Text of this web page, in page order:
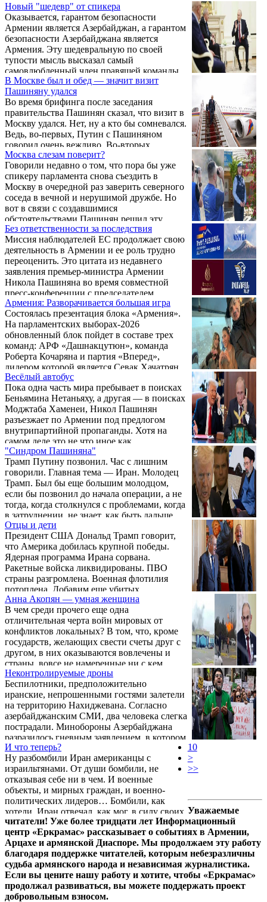
Новый "шедевр" от спикера
Оказывается, гарантом безопасности
Армении является Азербайджан, а гарантом
безопасности Азербайджана является
Армения. Эту шедевральную по своей
тупости мысль высказал самый
самовлюбленный член правящей команды
— спикер парламента Ален Симонян.
В Москве был и обед — значит визит
Пашиняну удался
Во время брифинга после заседания
правительства Пашинян сказал, что визит в
Москву удался. Нет, ну а кто бы сомневался.
Ведь, во-первых, Путин с Пашиняном
говорил очень вежливо. Во-вторых,
завершая публичную часть встречи, Путин
сказал Пашиняну, что их еще ждет
совместный обед. А поскольку последнее
для Пашиняна (известное всем дело)
главное, сомнений нет — визит Пашиняну
удался.
Москва слезам поверит?
Говорили недавно о том, что пора бы уже
спикеру парламента снова съездить в
Москву в очередной раз заверить северного
соседа в вечной и нерушимой дружбе. Но
вот в связи с создавшимися
обстоятельствами Пашинян решил эту
важную миссию на этот раз спикеру не
поручать. В Москву решил съездить
самолично.
Без ответственности за последствия
Миссия наблюдателей ЕС продолжает свою
деятельность в Армении и ее роль трудно
переоценить. Это цитата из недавнего
заявления премьер-министра Армении
Никола Пашиняна во время совместной
пресс-конференции с председателем
Европарламента Робертой Меццолой.
Армения: Разворачивается большая игра
Состоялась презентация блока «Армения».
На парламентских выборах-2026
обновленный блок пойдет в составе трех
команд: АРФ «Дашнакцутюн», команда
Роберта Кочаряна и партия «Вперед»,
лидером которой является Севак Хачатрян.
Весёлый автобус
Пока одна часть мира пребывает в поисках
Беньямина Нетаньяху, а другая — в поисках
Моджтаба Хаменеи, Никол Пашинян
разъезжает по Армении под предлогом
внутрипартийной пропаганды. Хотя на
самом деле это не что иное как
предвыборная агитация.
"Синдром Пашиняна"
Трамп Путину позвонил. Час с лишним
говорили. Главная тема — Иран. Молодец
Трамп. Был бы еще большим молодцом,
если бы позвонил до начала операции, а не
тогда, когда столкнулся с проблемами, когда
в затруднении, не знает, как быть дальше.
«Синдром Пашиняна» — так можно назвать
эти запоздалые звонки.
Отцы и дети
Президент США Дональд Трамп говорит,
что Америка добилась крупной победы.
Ядерная программа Ирана сорвана.
Ракетные войска ликвидированы. ПВО
страны разгромлена. Военная флотилия
потоплена. Добавим еще убитых
руководителей Ирана…
Анна Акопян — умная женщина
В чем среди прочего еще одна
отличительная черта войн мировых от
конфликтов локальных? В том, что, кроме
государств, желающих свести счеты друг с
другом, в них оказываются вовлечены и
страны, вовсе не намеренные ни с кем
воевать…
Неконтролируемые дроны
Беспилотники, предположительно
иранские, непрошенными гостями залетели
на территорию Нахиджевана. Согласно
азербайджанским СМИ, два человека слегка
пострадали. Минобороны Азербайджана
разразилось гневным заявлением, в котором
говорится, что «акты нападения не
останутся без ответа». МИД Азербайджана
тоже выступил: «Эта атака на территорию
Азербайджана противоречит нормам и
принципам международного права и
способствует росту напряжённости в
регионе». Вах-вах-вах…
И что теперь?
Ну разбомбили Иран американцы с
израильтянами. От души бомбили, не
отказывая себе ни в чем. И военные
объекты, и мирных граждан, и военно-
политических лидеров… Бомбили, как
хотели, Иран отвечал, как мог, в силу своих
ограниченных возможностей.
10
>
>>
Уважаемые
читатели! Уже более тридцати лет Информационный
центр «Еркрамас» рассказывает о событиях в Армении,
Арцахе и армянской Диаспоре. Мы продолжаем эту работу
благодаря поддержке читателей, которым небезразличны
судьба армянского народа и независимая журналистика.
Если вы цените нашу работу и хотите, чтобы «Еркрамас»
продолжал развиваться, вы можете поддержать проект
добровольным взносом.